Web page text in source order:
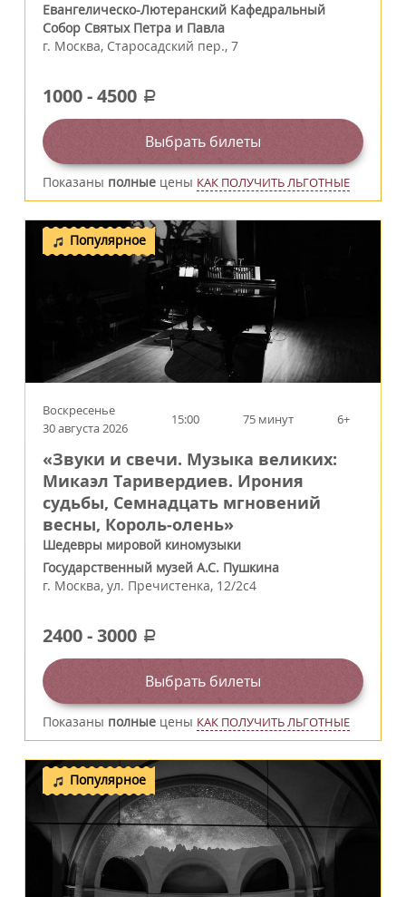
Евангелическо-Лютеранский Кафедральный
Собор Святых Петра и Павла
г. Москва, Старосадский пер., 7
1000-4500 a
Выбрать билеты
Показаны полные цены КАК ПОЛУЧИТЬ ЛЬГОТНЫЕ
Популярное
Воскресенье
30 августа 2026
15:00 75 минут 6+
«Звуки и свечи. Музыка великих:
Микаэл Таривердиев. Ирония
судьбы, Семнадцать мгновений
весны, Король‑олень»
Шедевры мировой киномузыки
Государственный музей А.С. Пушкина
г. Москва, ул. Пречистенка, 12/2c4
2400-3000 a
Выбрать билеты
Показаны полные цены КАК ПОЛУЧИТЬ ЛЬГОТНЫЕ
Популярное